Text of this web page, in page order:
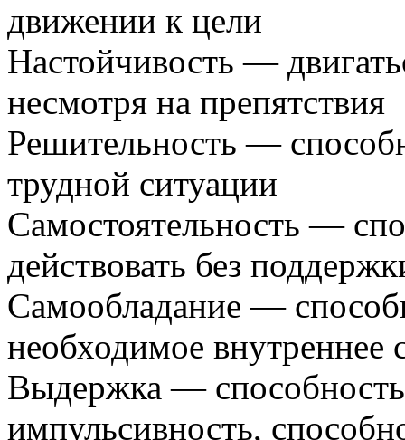
движении к цели
Настойчивость —
несмотря на препятствия
Решительность —
трудной ситуации
Самостоятельность —
действовать без
Самообладание —
необходимое внутреннее
Выдержка — способность
импульсивность,